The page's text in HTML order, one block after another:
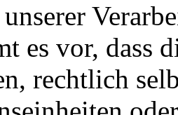
es vor, dass
rechtlich